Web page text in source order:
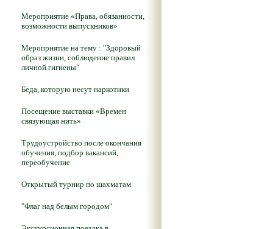
Мероприятие «Права, обязанности,
возможности выпускников»
Мероприятие на тему : "Здоровый
образ жизни, соблюдение правил
личной гигиены"
Беда, которую несут наркотики
Посещение выставки «Времен
связующая нить»
Трудоустройство после окончания
обучения, подбор вакансий,
переобучение
Открытый турнир по шахматам
"Флаг над белым городом"